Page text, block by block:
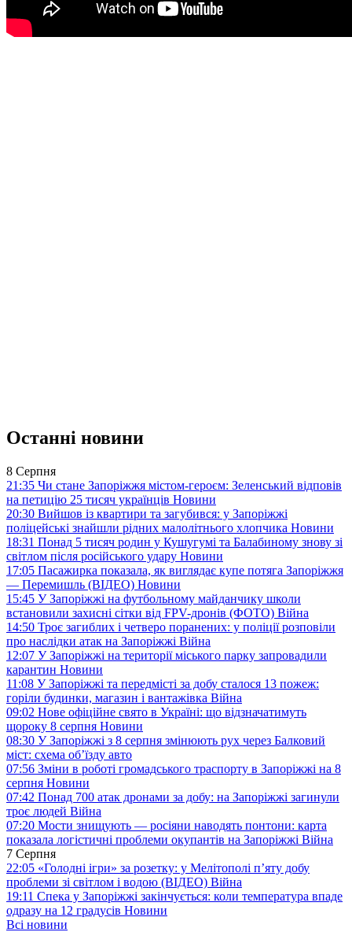
Останні новини
8 Серпня
21:35 Чи стане Запоріжжя містом-героєм: Зеленський відповів
на петицію 25 тисяч українців Новини
20:30 Вийшов із квартири та загубився: у Запоріжжі
поліцейські знайшли рідних малолітнього хлопчика Новини
18:31 Понад 5 тисяч родин у Кушугумі та Балабиному знову зі
світлом після російського удару Новини
17:05 Пасажирка показала, як виглядає купе потяга Запоріжжя
— Перемишль (ВІДЕО) Новини
15:45 У Запоріжжі на футбольному майданчику школи
встановили захисні сітки від FPV-дронів (ФОТО) Війна
14:50 Троє загиблих і четверо поранених: у поліції розповіли
про наслідки атак на Запоріжжі Війна
12:07 У Запоріжжі на території міського парку запровадили
карантин Новини
11:08 У Запоріжжі та передмісті за добу сталося 13 пожеж:
горіли будинки, магазин і вантажівка Війна
09:02 Нове офіційне свято в Україні: що відзначатимуть
щороку 8 серпня Новини
08:30 У Запоріжжі з 8 серпня змінюють рух через Балковий
міст: схема об’їзду авто
07:56 Зміни в роботі громадського траспорту в Запоріжжі на 8
серпня Новини
07:42 Понад 700 атак дронами за добу: на Запоріжжі загинули
троє людей Війна
07:20 Мости знищують — росіяни наводять понтони: карта
показала логістичні проблеми окупантів на Запоріжжі Війна
7 Серпня
22:05 «Голодні ігри» за розетку: у Мелітополі п’яту добу
проблеми зі світлом і водою (ВІДЕО) Війна
19:11 Спека у Запоріжжі закінчується: коли температура впаде
одразу на 12 градусів Новини
Всі новини